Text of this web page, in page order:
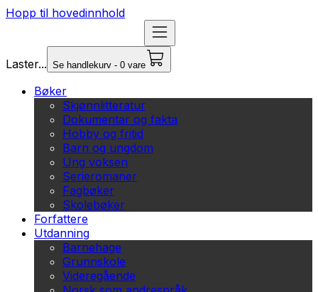
Hopp til hovedinnhold
Laster... Se handlekurv - 0 vare
Bøker
Skjønnlitteratur
Dokumentar og fakta
Hobby og fritid
Barn og ungdom
Ung voksen
Serieromaner
Fagbøker
Skolebøker
Forfattere
Utdanning
Barnehage
Grunnskole
Videregående